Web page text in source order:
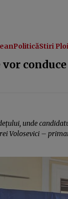
PoliticăStiri
unde
Volosevici –